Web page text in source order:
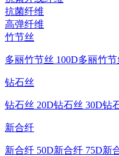
抗菌纤维
高弹纤维
竹节丝
多丽竹节丝 100D多丽竹节
钻石丝
钻石丝 20D钻石丝 30D钻
新合纤
新合纤 50D新合纤 75D新